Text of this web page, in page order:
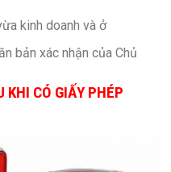
kinh doanh và ở
bản xác nhận của Chủ
KHI CÓ GIẤY PHÉP